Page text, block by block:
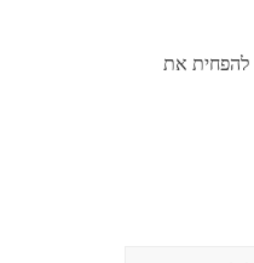
להפחית את